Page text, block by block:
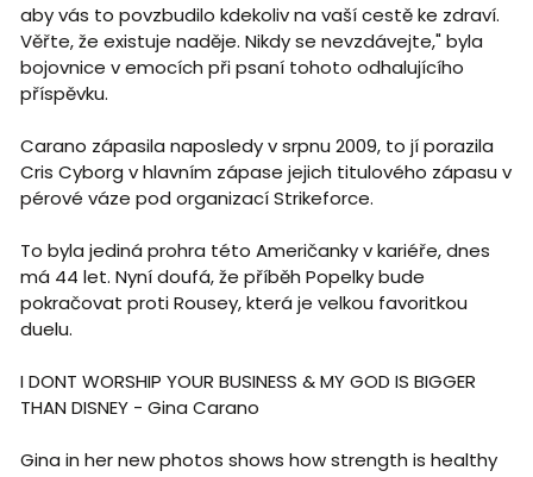
aby vás to povzbudilo kdekoliv na vaší cestě ke zdraví.
Věřte, že existuje naděje. Nikdy se nevzdávejte," byla
bojovnice v emocích při psaní tohoto odhalujícího
příspěvku.
Carano zápasila naposledy v srpnu 2009, to jí porazila
Cris Cyborg v hlavním zápase jejich titulového zápasu v
pérové váze pod organizací Strikeforce.
To byla jediná prohra této Američanky v kariéře, dnes
má 44 let. Nyní doufá, že příběh Popelky bude
pokračovat proti Rousey, která je velkou favoritkou
duelu.
I DONT WORSHIP YOUR BUSINESS & MY GOD IS BIGGER
THAN DISNEY - Gina Carano
Gina in her new photos shows how strength is healthy